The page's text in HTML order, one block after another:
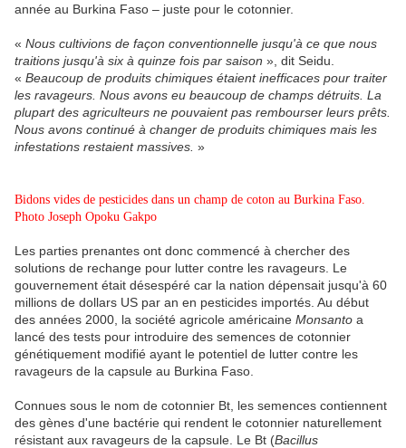
année au Burkina Faso – juste pour le cotonnier.
« Nous cultivions de façon conventionnelle jusqu'à ce que nous
traitions jusqu'à six à quinze fois par saison », dit Seidu.
« Beaucoup de produits chimiques étaient inefficaces pour traiter
les ravageurs. Nous avons eu beaucoup de champs détruits. La
plupart des agriculteurs ne pouvaient pas rembourser leurs prêts.
Nous avons continué à changer de produits chimiques mais les
infestations restaient massives. »
Bidons vides de pesticides dans un champ de coton au Burkina Faso.
Photo Joseph Opoku Gakpo
Les parties prenantes ont donc commencé à chercher des
solutions de rechange pour lutter contre les ravageurs. Le
gouvernement était désespéré car la nation dépensait jusqu'à 60
millions de dollars US par an en pesticides importés. Au début
des années 2000, la société agricole américaine Monsanto a
lancé des tests pour introduire des semences de cotonnier
génétiquement modifié ayant le potentiel de lutter contre les
ravageurs de la capsule au Burkina Faso.
Connues sous le nom de cotonnier Bt, les semences contiennent
des gènes d'une bactérie qui rendent le cotonnier naturellement
résistant aux ravageurs de la capsule. Le Bt (Bacillus